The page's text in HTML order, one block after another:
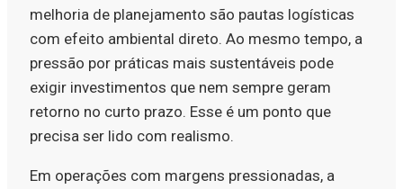
melhoria de planejamento são pautas logísticas
com efeito ambiental direto. Ao mesmo tempo, a
pressão por práticas mais sustentáveis pode
exigir investimentos que nem sempre geram
retorno no curto prazo. Esse é um ponto que
precisa ser lido com realismo.
Em operações com margens pressionadas, a